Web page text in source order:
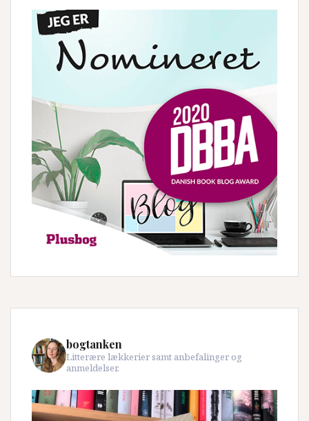
bogtanken
Litterære lækkerier samt anbefalinger og
anmeldelser.